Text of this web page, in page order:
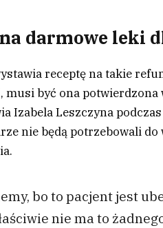
darmowe leki
receptę na takie
musi być ona
Izabela Leszczyna
nie będą potrzebowali
bo to pacjent jest
nie ma to